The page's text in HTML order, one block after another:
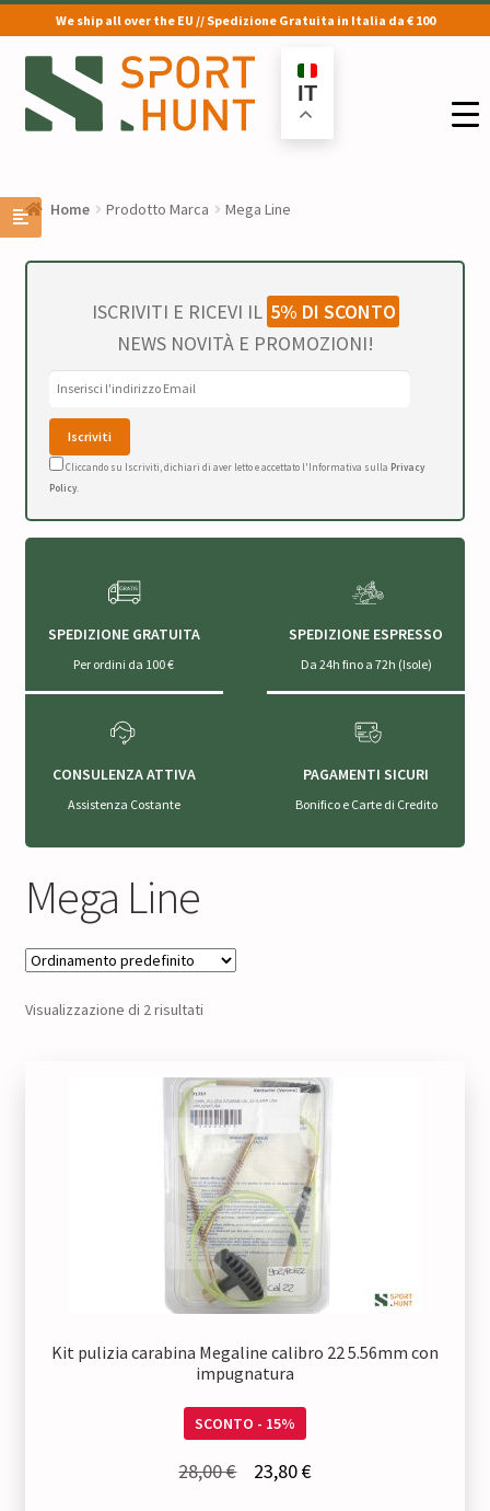
We ship all over the EU // Spedizione Gratuita in Italia da € 100
Vai
alla
navigazione
Vai
al
contenuto
IT
Home Prodotto Marca Mega Line
ISCRIVITI E RICEVI IL 5% DI SCONTO
NEWS NOVITÀ E PROMOZIONI!
Cliccando su Iscriviti, dichiari di aver letto e accettato l'Informativa sulla Privacy
Policy.
SPEDIZIONE GRATUITA
Per ordini da 100 €
SPEDIZIONE ESPRESSO
Da 24h fino a 72h (Isole)
CONSULENZA ATTIVA
Assistenza Costante
PAGAMENTI SICURI
Bonifico e Carte di Credito
Mega Line
Visualizzazione di 2 risultati
Kit pulizia carabina Megaline calibro 22 5.56mm con
impugnatura
SCONTO - 15%
28,00€ 23,80€Il